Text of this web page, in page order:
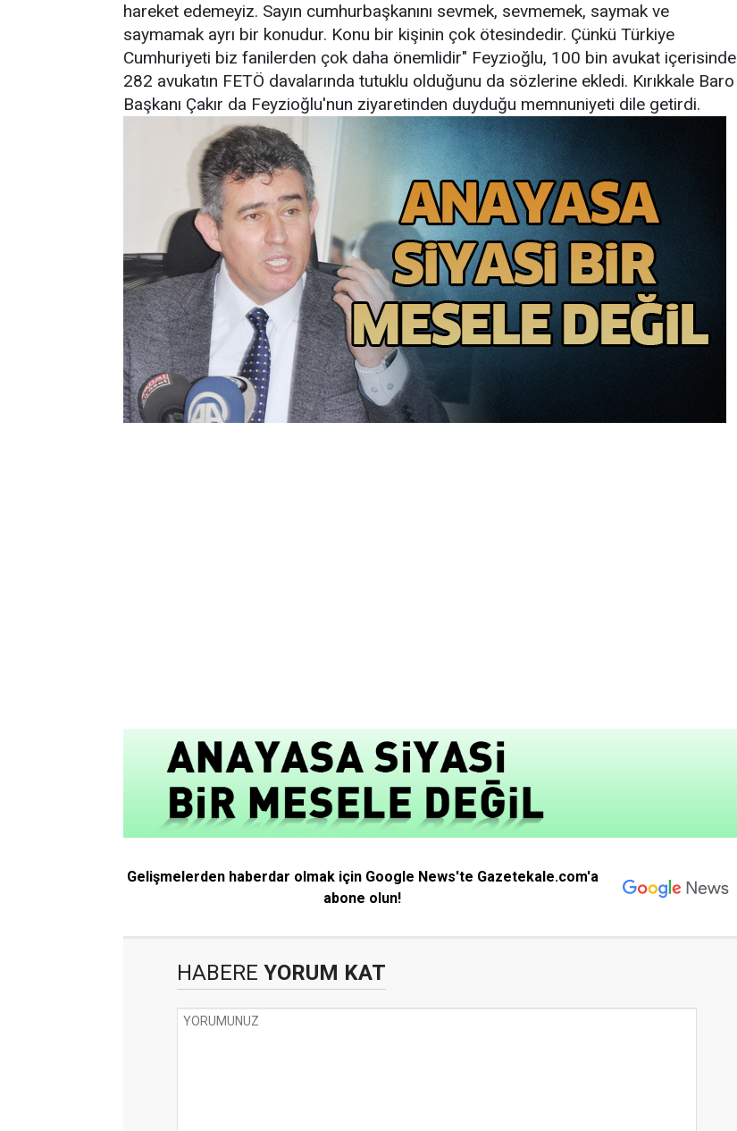
hareket edemeyiz. Sayın cumhurbaşkanını sevmek, sevmemek, saymak ve
saymamak ayrı bir konudur. Konu bir kişinin çok ötesindedir. Çünkü Türkiye
Cumhuriyeti biz fanilerden çok daha önemlidir" Feyzioğlu, 100 bin avukat içerisinde
282 avukatın FETÖ davalarında tutuklu olduğunu da sözlerine ekledi. Kırıkkale Baro
Başkanı Çakır da Feyzioğlu'nun ziyaretinden duyduğu memnuniyeti dile getirdi.
Gelişmelerden haberdar olmak için Google News'te Gazetekale.com'a
abone olun!
HABERE YORUM KAT